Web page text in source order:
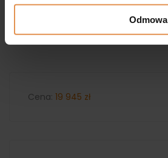
Odmowa
Cena: 19 945 zł